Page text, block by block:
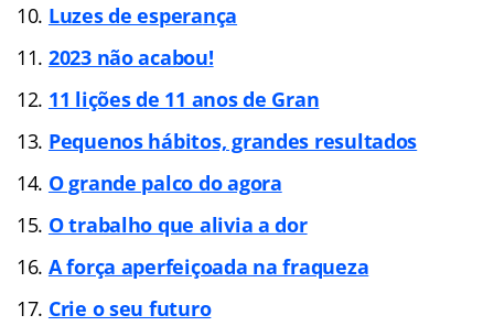
Luzes de esperança
2023 não acabou!
11 lições de 11 anos de Gran
Pequenos hábitos, grandes resultados
O grande palco do agora
O trabalho que alivia a dor
A força aperfeiçoada na fraqueza
Crie o seu futuro